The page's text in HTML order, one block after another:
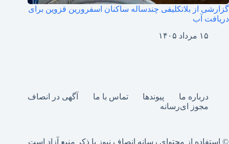
گزارشی از بلاتکلیفی چندساله ساکنان اسفرورین قزوین برای
دریافت آب
۱۵ مرداد ۱۴۰۵
درباره ما پیوندها تماس با ما
آگهی در انصاف
مجوز ای‌رسانه
© استفاده از محتوای رسانه انصاف نیوز با ذکر منبع آزاد است